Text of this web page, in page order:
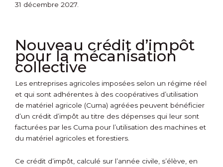
31 décembre 2027.
Nouveau crédit d’impôt
pour la mécanisation
collective
Les entreprises agricoles imposées selon un régime réel
et qui sont adhérentes à des coopératives d’utilisation
de matériel agricole (Cuma) agréées peuvent bénéficier
d’un crédit d’impôt au titre des dépenses qui leur sont
facturées par les Cuma pour l’utilisation des machines et
du matériel agricoles et forestiers.
Ce crédit d’impôt, calculé sur l’année civile, s’élève, en